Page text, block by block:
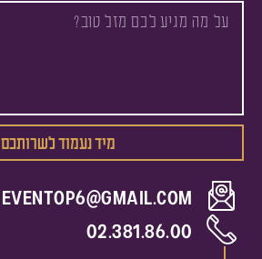
מיד נעמוד לשרותכם
EVENTOP6@GMAIL.COM
02.381.86.00